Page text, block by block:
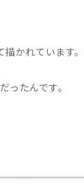
かれています。
ったんです。